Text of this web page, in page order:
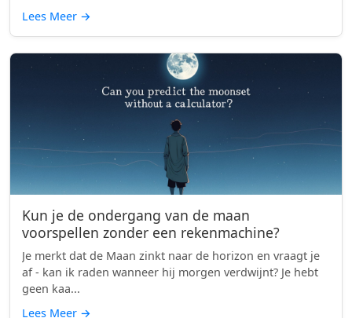
Lees Meer →
Kun je de ondergang van de maan
voorspellen zonder een rekenmachine?
Je merkt dat de Maan zinkt naar de horizon en vraagt je
af - kan ik raden wanneer hij morgen verdwijnt? Je hebt
geen kaa...
Lees Meer →